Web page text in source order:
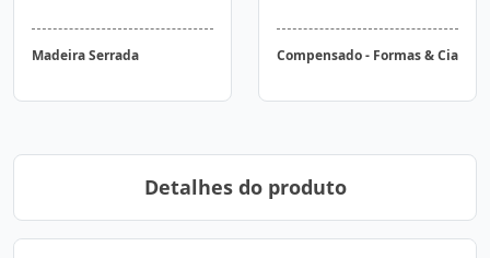
Madeira Serrada Compensado - Formas & Cia
Detalhes do produto